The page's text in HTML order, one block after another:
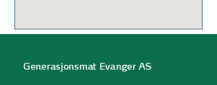
Generasjonsmat Evanger AS